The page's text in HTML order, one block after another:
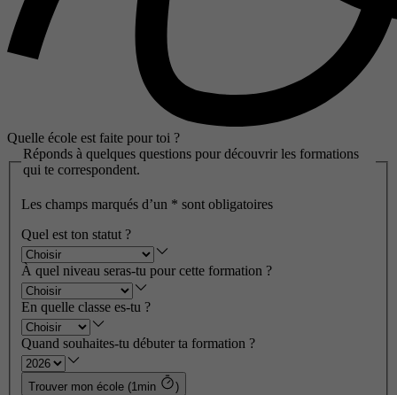
Quelle école est faite pour toi ?
Réponds à quelques questions pour découvrir les formations
qui te correspondent.
Les champs marqués d’un * sont obligatoires
Quel est ton statut ?
À quel niveau seras-tu pour cette formation ?
En quelle classe es-tu ?
Quand souhaites-tu débuter ta formation ?
Trouver mon école (1min )